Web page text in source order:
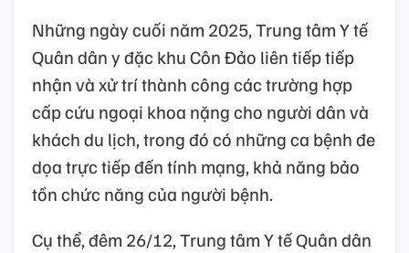
Những ngày cuối năm 2025, Trung tâm Y tế
Quân dân y đặc khu Côn Đảo liên tiếp tiếp
nhận và xử trí thành công các trường hợp
cấp cứu ngoại khoa nặng cho người dân và
khách du lịch, trong đó có những ca bệnh đe
dọa trực tiếp đến tính mạng, khả năng bảo
tồn chức năng của người bệnh.
Cụ thể, đêm 26/12, Trung tâm Y tế Quân dân